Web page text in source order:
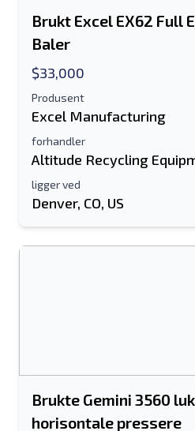
Brukt Excel EX62 Full
Baler
$33,000
Produsent
Excel Manufacturing
forhandler
Altitude Recycling
ligger ved
Denver, CO, US
Brukte Gemini 3560
horisontale pressere